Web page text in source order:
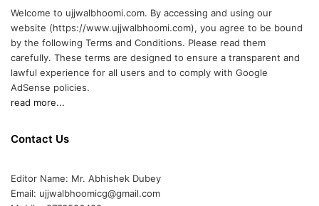
Welcome to ujjwalbhoomi.com. By accessing and using our
website (https://www.ujjwalbhoomi.com), you agree to be bound
by the following Terms and Conditions. Please read them
carefully. These terms are designed to ensure a transparent and
lawful experience for all users and to comply with Google
AdSense policies.
read more...
Contact Us
Editor Name: Mr. Abhishek Dubey
Email: ujjwalbhoomicg@gmail.com